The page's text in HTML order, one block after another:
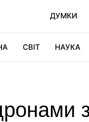
ДУМКИ
СВІТ НАУКА